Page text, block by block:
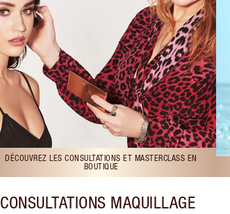
DÉCOUVREZ LES CONSULTATIONS ET MASTERCLASS EN
BOUTIQUE
CONSULTATIONS MAQUILLAGE